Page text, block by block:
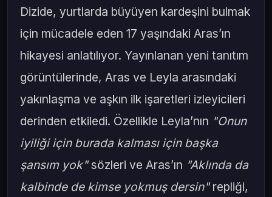
Dizide, yurtlarda büyüyen kardeşini bulmak
için mücadele eden 17 yaşındaki Aras’ın
hikayesi anlatılıyor. Yayınlanan yeni tanıtım
görüntülerinde, Aras ve Leyla arasındaki
yakınlaşma ve aşkın ilk işaretleri izleyicileri
derinden etkiledi. Özellikle Leyla’nın "Onun
iyiliği için burada kalması için başka
şansım yok"sözleri ve Aras’ın "Aklında da
kalbinde de kimse yokmuş dersin"repliği,